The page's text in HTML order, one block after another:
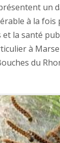
un
à la fois
et la santé
à
du